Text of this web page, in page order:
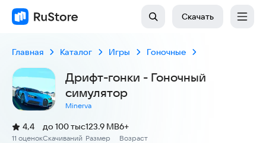
Скачать
Главная Каталог Игры Гоночные
Дрифт-гонки - Гоночный
симулятор
Minerva
Рейтинг:
4,4
(
11 оценок
)
Скачиваний
до 100 тыс
Размер
123.9 MB
Возраст
6+